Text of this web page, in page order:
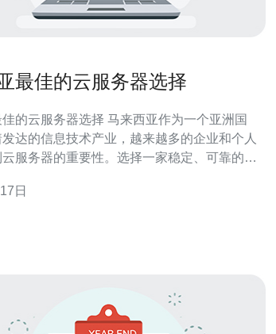
最佳的云服务器选择
器选择 马来西亚作为一个亚洲国
达的信息技术产业，越来越多的企业和个人
服务器的重要性。选择一家稳定、可靠的云
云服务器选择。 在马来西亚，有许多
日